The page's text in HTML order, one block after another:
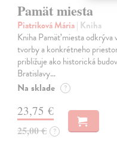
Pamät miesta
Piatriková Mária| Kniha
Kniha Pamäť miesta
tvorby a konkrétneho
približuje ako historická
Bratislavy…
Na sklade ?
23,75 €
25,00 € ?